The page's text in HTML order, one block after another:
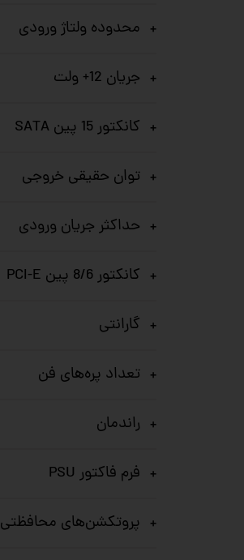
محدوده ولتاژ ورودی
جریان 12+ ولت
کانکتور 15 پین SATA
توان حقیقی خروجی
حداکثر جریان ورودی
کانکتور 8/6 پین PCI-E
گارانتی
تعداد پره‌های فن
راندمان
فرم فاکتور PSU
پروتکشن‌های محافظتی